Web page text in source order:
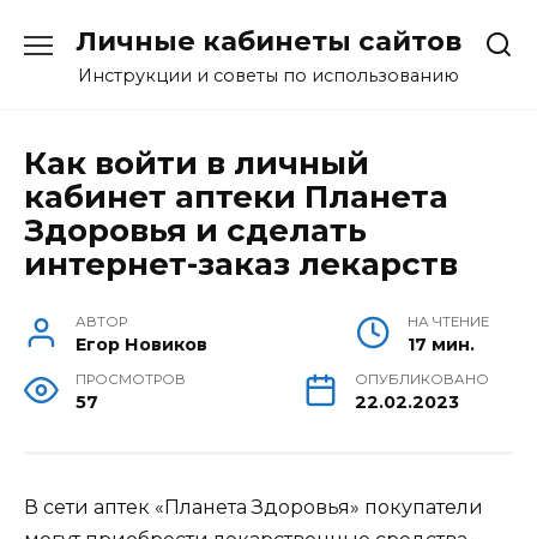
содержанию
Личные кабинеты сайтов
Инструкции и советы по использованию
Как войти в личный
кабинет аптеки Планета
Здоровья и сделать
интернет-заказ лекарств
АВТОР
Егор Новиков
НА ЧТЕНИЕ
17 мин.
ПРОСМОТРОВ
57
ОПУБЛИКОВАНО
22.02.2023
В сети аптек «Планета Здоровья» покупатели